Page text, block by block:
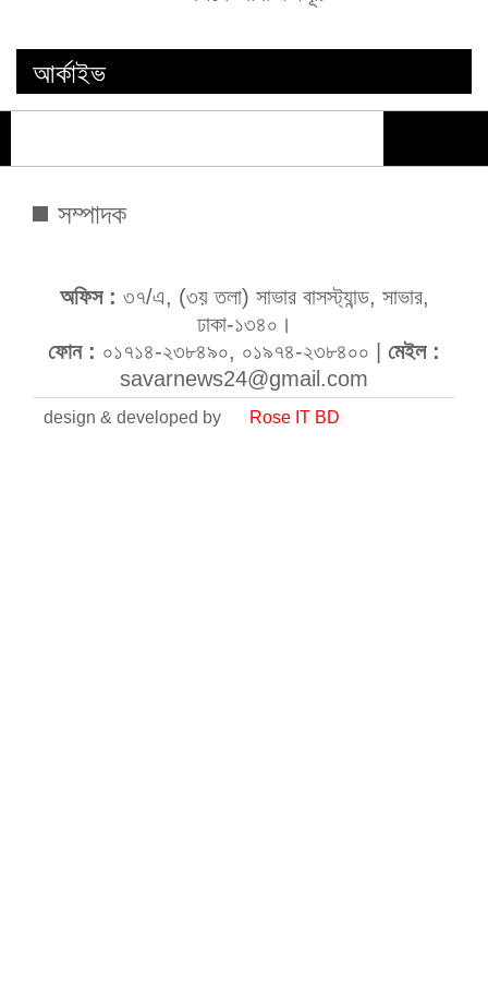
আর্কাইভ
সম্পাদক
অফিস : ৩৭/এ, (৩য় তলা) সাভার বাসস্ট্যান্ড, সাভার,
ঢাকা-১৩৪০।
ফোন : ০১৭১৪-২৩৮৪৯০, ০১৯৭৪-২৩৮৪০০ | মেইল :
savarnews24@gmail.com
design & developed by Rose IT BD